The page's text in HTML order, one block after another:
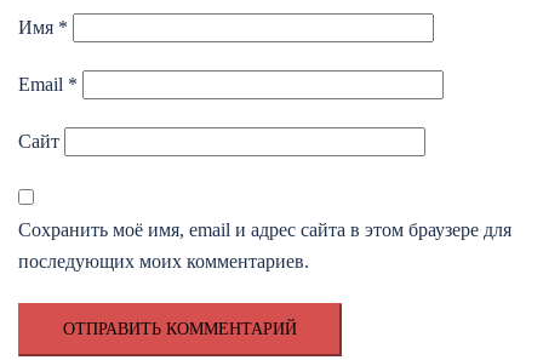
Имя *
Email *
Сайт
Сохранить моё имя, email и адрес сайта в этом браузере для
последующих моих комментариев.